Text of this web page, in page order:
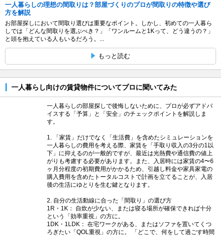
一人暮らしの理想の間取りは？部屋づくりのプロが間取りの特徴や選び
方を解説
お部屋探しにおいて間取り選びは重要なポイント。しかし、初めての一人暮ら
しでは「どんな間取りを選ぶべき？」「ワンルームと1Kって、どう違うの？」
と頭を抱えている人もいるだろう。...
もっと読む
一人暮らし向けの賃貸物件についてプロに聞いてみた
一人暮らしの部屋探しで後悔しないために、プロが必ずアドバ
イスする「予算」と「安全」のチェックポイントを解説しま
す。
1. 「家賃」だけでなく「生活費」を含めたシミュレーションを
一人暮らしの費用を考える際、家賃を「手取り収入の3分の1以
下」に抑えるのが一般的ですが、最近は光熱費や通信費の値上
がりも考慮する必要があります。また、入居時には家賃の4〜6
ヶ月分程度の初期費用がかかるため、引越し料金や家具家電の
購入費用を含めたトータルコストで計画を立てることが、入居
後の生活にゆとりを生む鍵となります。
2. 自分の生活動線に合った「間取り」の選び方
1R・1K： 自炊が少ない、または寝る場所が確保できれば十分
という「効率重視」の方に。
1DK・1LDK： 在宅ワークがある、またはソファを置いてくつ
ろぎたい「QOL重視」の方に。 「どこで、何をして過ごす時間